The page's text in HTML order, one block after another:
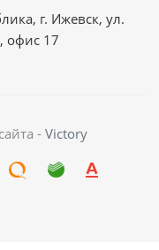
г. Ижевск, ул.
офис 17
-Victory